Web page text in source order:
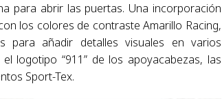
para abrir las puertas. Una incorporación
los colores de contraste Amarillo Racing,
para añadir detalles visuales en varios
logotipo “911” de los apoyacabezas, las
Sport-Tex.